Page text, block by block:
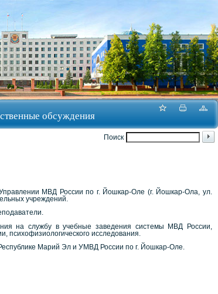
обсуждения
Поиск
МВД России по г. Йошкар-Оле (г. Йошкар-Ола, ул.
учреждений.
на службу в учебные заведения системы МВД России,
психофизиологического исследования.
Марий Эл и УМВД России по г. Йошкар-Оле.